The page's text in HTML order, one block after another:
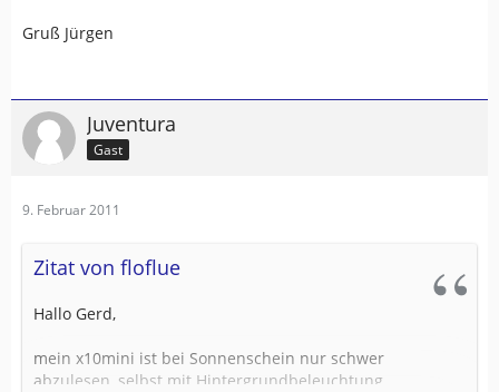
Gruß Jürgen
Juventura
Gast
9. Februar 2011
Zitat von floflue
Hallo Gerd,
mein x10mini ist bei Sonnenschein nur schwer
abzulesen, selbst mit Hintergrundbeleuchtung.